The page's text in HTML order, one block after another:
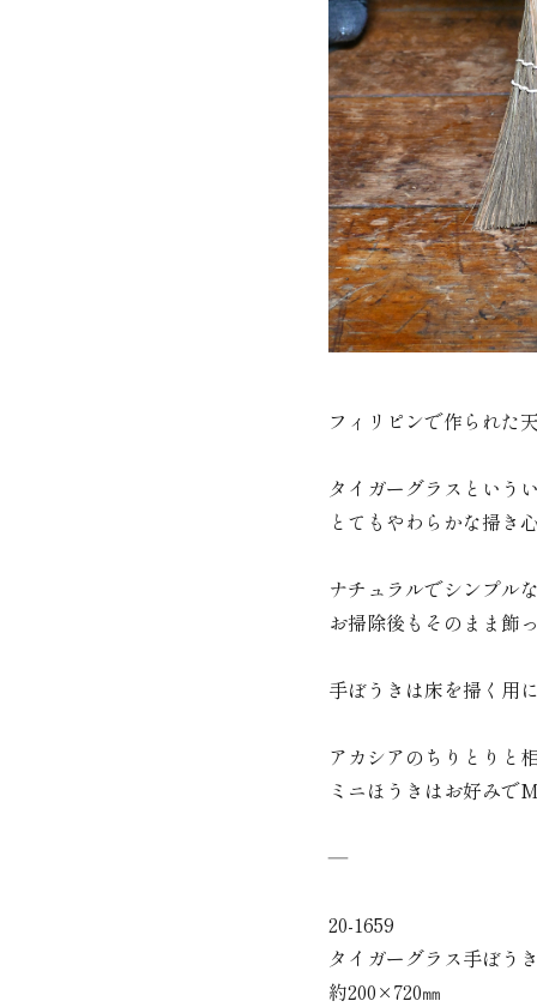
フィリピンで作られた
タイガーグラスという
とてもやわらかな掃き
ナチュラルでシンプル
お掃除後もそのまま飾
手ぼうきは床を掃く用
アカシアのちりとりと
ミニほうきはお好みで
―
20-1659
タイガーグラス手ぼう
約200×720㎜